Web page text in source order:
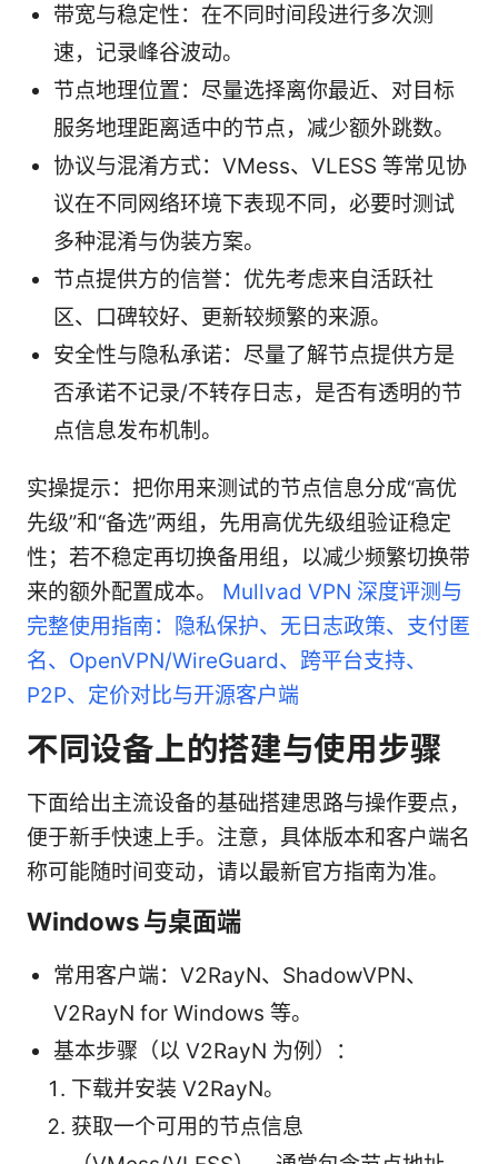
带宽与稳定性：在不同时间段进行多次测
速，记录峰谷波动。
节点地理位置：尽量选择离你最近、对目标
服务地理距离适中的节点，减少额外跳数。
协议与混淆方式：VMess、VLESS 等常见协
议在不同网络环境下表现不同，必要时测试
多种混淆与伪装方案。
节点提供方的信誉：优先考虑来自活跃社
区、口碑较好、更新较频繁的来源。
安全性与隐私承诺：尽量了解节点提供方是
否承诺不记录/不转存日志，是否有透明的节
点信息发布机制。
实操提示：把你用来测试的节点信息分成“高优
先级”和“备选”两组，先用高优先级组验证稳定
性；若不稳定再切换备用组，以减少频繁切换带
来的额外配置成本。 Mullvad VPN 深度评测与
完整使用指南：隐私保护、无日志政策、支付匿
名、OpenVPN/WireGuard、跨平台支持、
P2P、定价对比与开源客户端
不同设备上的搭建与使用步骤
下面给出主流设备的基础搭建思路与操作要点，
便于新手快速上手。注意，具体版本和客户端名
称可能随时间变动，请以最新官方指南为准。
Windows 与桌面端
常用客户端：V2RayN、ShadowVPN、
V2RayN for Windows 等。
基本步骤（以 V2RayN 为例）：
下载并安装 V2RayN。
获取一个可用的节点信息